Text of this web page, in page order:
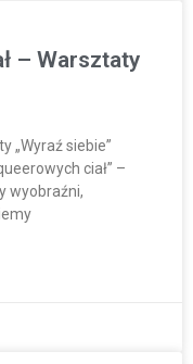
– Warsztaty
„Wyraź siebie”
ciał” –
wyobraźni,